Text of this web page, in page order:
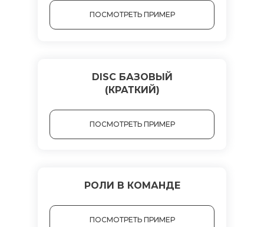
ПОСМОТРЕТЬ ПРИМЕР
DISC БАЗОВЫЙ
(КРАТКИЙ)
ПОСМОТРЕТЬ ПРИМЕР
РОЛИ В КОМАНДЕ
ПОСМОТРЕТЬ ПРИМЕР